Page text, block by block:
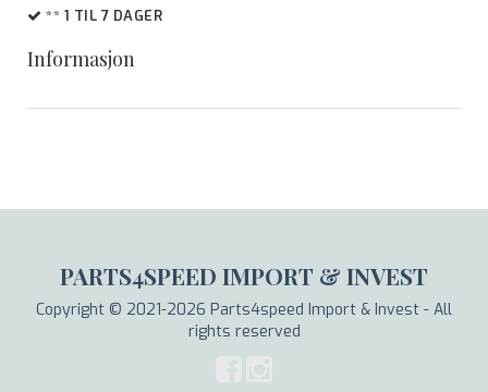
** 1 TIL 7 DAGER
Informasjon
PARTS4SPEED IMPORT & INVEST
Copyright © 2021-2026 Parts4speed Import & Invest - All
rights reserved